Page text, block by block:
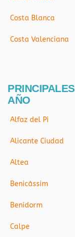
Costa Blanca
Costa Valenciana
AÑO
Alfaz del Pi
Alicante Ciudad
Altea
Benicàssim
Benidorm
Calpe